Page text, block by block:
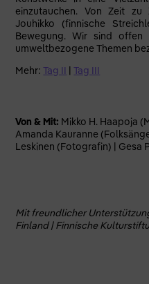
einzutauchen. Von Zeit
Jouhikko (finnische
Bewegung. Wir sind
umweltbezogene Themen
Mehr:Tag II |Tag III
Von & Mit: Mikko H. Haapoja
Amanda Kauranne
Leskinen (Fotografin) | Gesa
Mit freundlicher
Finland | Finnische